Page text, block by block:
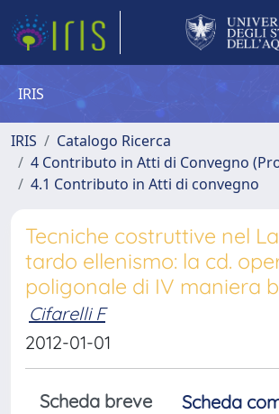
IRIS
IRIS
Catalogo Ricerca
4 Contributo in Atti di Convegno
4.1 Contributo in Atti di convegno
Tecniche costruttive nel
tardo ellenismo: la cd.
poligonale di IV maniera
Cifarelli F
2012-01-01
Scheda breve
Scheda